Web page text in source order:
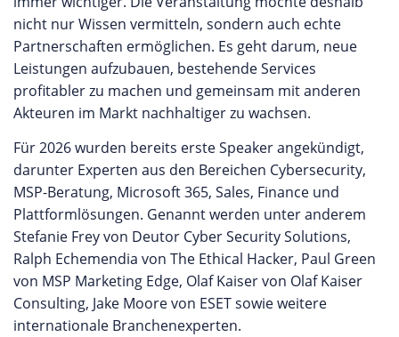
nicht nur Wissen vermitteln, sondern auch echte
Partnerschaften ermöglichen. Es geht darum, neue
Leistungen aufzubauen, bestehende Services
profitabler zu machen und gemeinsam mit anderen
Akteuren im Markt nachhaltiger zu wachsen.
Für 2026 wurden bereits erste Speaker angekündigt,
darunter Experten aus den Bereichen Cybersecurity,
MSP-Beratung, Microsoft 365, Sales, Finance und
Plattformlösungen. Genannt werden unter anderem
Stefanie Frey von Deutor Cyber Security Solutions,
Ralph Echemendia von The Ethical Hacker, Paul Green
von MSP Marketing Edge, Olaf Kaiser von Olaf Kaiser
Consulting, Jake Moore von ESET sowie weitere
internationale Branchenexperten.